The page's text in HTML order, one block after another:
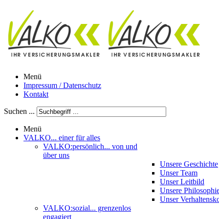
Menü
Impressum / Datenschutz
Kontakt
Suchen ...
Menü
VALKO... einer für alles
VALKO:persönlich... von und
über uns
Unsere Geschichte
Unser Team
Unser Leitbild
Unsere
Unser
VALKO:sozial... grenzenlos
engagiert